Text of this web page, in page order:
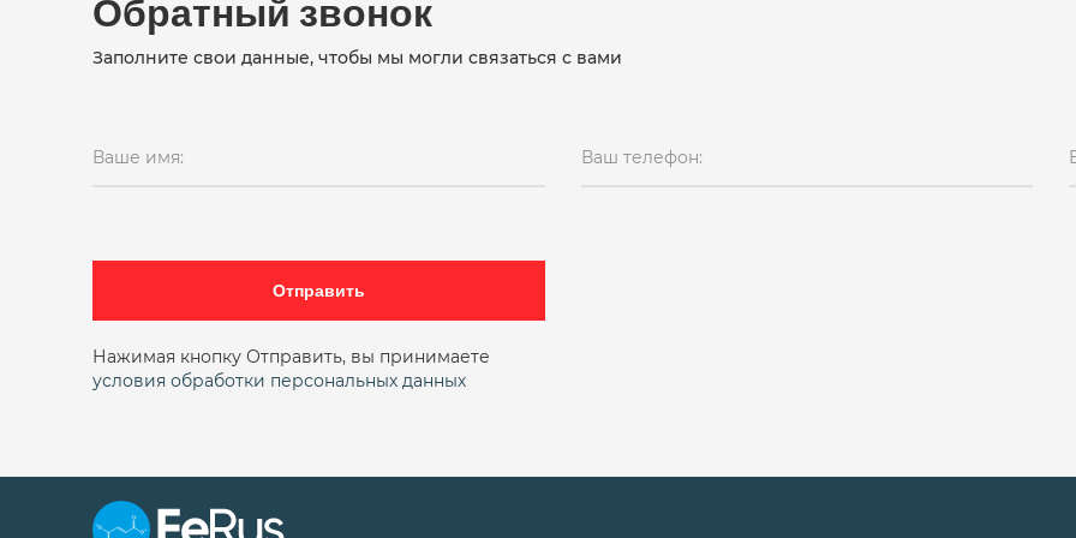
Обратный звонок
Заполните свои данные, чтобы мы могли связаться с вами
Ваше имя: Ваш телефон:
Отправить
Нажимая кнопку Отправить, вы принимаете
условия обработки персональных данных